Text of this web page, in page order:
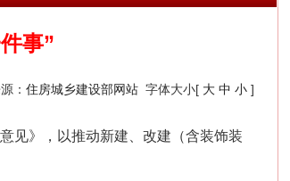
事”
： 住房城乡建设部网站 字体大小[ 大 中 小 ]
见》，以推动新建、改建（含装饰装